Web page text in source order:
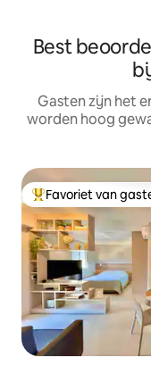
Best
Gasten zijn het
worden hoog
Topfavoriet van
Favoriet van